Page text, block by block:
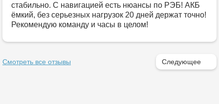
стабильно. С навигацией есть нюансы по РЭБ! АКБ
ёмкий, без серьезных нагрузок 20 дней держат точно!
Рекомендую команду и часы в целом!
Смотреть все отзывы Следующее